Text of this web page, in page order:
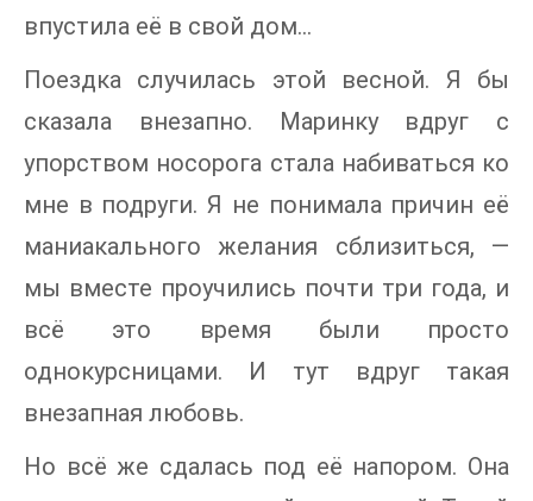
впустила её в свой дом…
Поездка случилась этой весной. Я бы
сказала внезапно. Маринку вдруг с
упорством носорога стала набиваться ко
мне в подруги. Я не понимала причин её
маниакального желания сблизиться, —
мы вместе проучились почти три года, и
всё это время были просто
однокурсницами. И тут вдруг такая
внезапная любовь.
Но всё же сдалась под её напором. Она